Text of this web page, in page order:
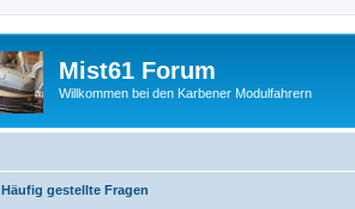
Mist61 Forum
Willkommen bei den Karbener Modulfahrern
Häufig gestellte Fragen